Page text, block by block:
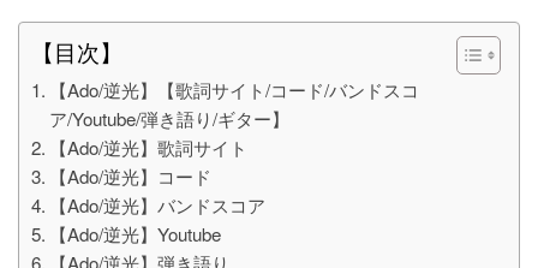
【目次】
【Ado/逆光】【歌詞サイト/コード/バンドスコ
ア/Youtube/弾き語り/ギター】
【Ado/逆光】歌詞サイト
【Ado/逆光】コード
【Ado/逆光】バンドスコア
【Ado/逆光】Youtube
【Ado/逆光】弾き語り